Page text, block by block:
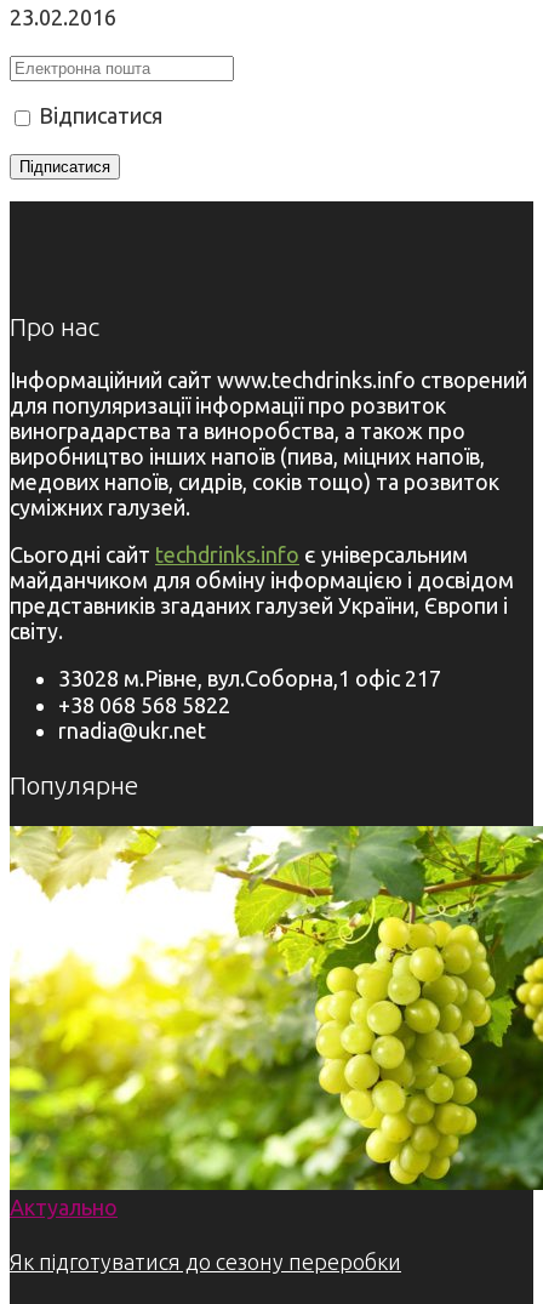
23.02.2016
Відписатися
Про нас
Інформаційний сайт www.techdrinks.info створений
для популяризації інформації про розвиток
виноградарства та виноробства, а також про
виробництво інших напоїв (пива, міцних напоїв,
медових напоїв, сидрів, соків тощо) та розвиток
суміжних галузей.
Сьогодні сайт techdrinks.info є універсальним
майданчиком для обміну інформацією і досвідом
представників згаданих галузей України, Європи і
світу.
33028 м.Рівне, вул.Соборна,1 офіс 217
+38 068 568 5822
rnadia@ukr.net
Популярне
Актуально
Як підготуватися до сезону переробки